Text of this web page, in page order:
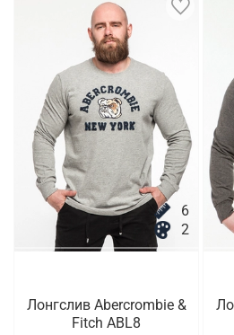
6
2
Лонгслив Abercrombie &
Fitch ABL8